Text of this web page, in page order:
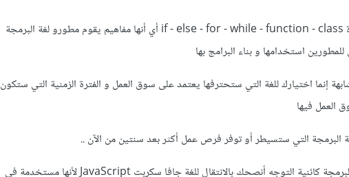
فجميع اللغات تشترك في فكرة if - else - for - while - function - class أي أنها مفاهيم يقوم مطورو لغة البرمجة
إنما اختيارك للغة التي ستحترفها يعتمد على سوق العمل و الفترة الزمنية التي ستكون
فيها
البرمجة التي ستسيطر أو توفر فرص عمل أكثر بعد سنتين من الآن ..
البرمجة كائنية التوجه أنصحك بالانتقال للغة جافا سكربت JavaScript لأنها مستخدمة في